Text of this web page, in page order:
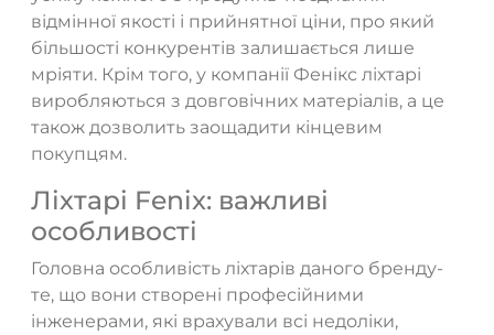
відмінної якості і прийнятної ціни, про який
більшості конкурентів залишається лише
мріяти. Крім того, у компанії Фенікс ліхтарі
виробляються з довговічних матеріалів, а це
також дозволить заощадити кінцевим
покупцям.
Ліхтарі Fenix: важливі
особливості
Головна особливість ліхтарів даного бренду-
те, що вони створені професійними
інженерами, які врахували всі недоліки,